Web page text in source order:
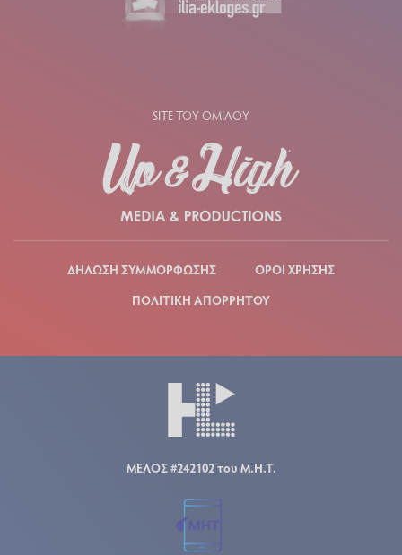
SITE ΤΟΥ ΟΜΙΛΟΥ
ΔΗΛΩΣΗ ΣΥΜΜΟΡΦΩΣΗΣ
ΟΡΟΙ ΧΡΗΣΗΣ
ΠΟΛΙΤΙΚΗ ΑΠΟΡΡΗΤΟΥ
ΜΕΛΟΣ #242102 του Μ.Η.Τ.